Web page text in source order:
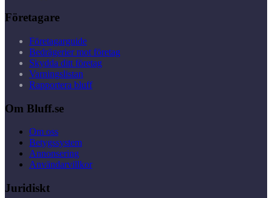
Företagare
Företagarguide
Bedrägerier mot företag
Skydda ditt företag
Varningslistan
Rapportera bluff
Om Bluff.se
Om oss
Betygssystem
Annonsering
Användarvillkor
Juridiskt